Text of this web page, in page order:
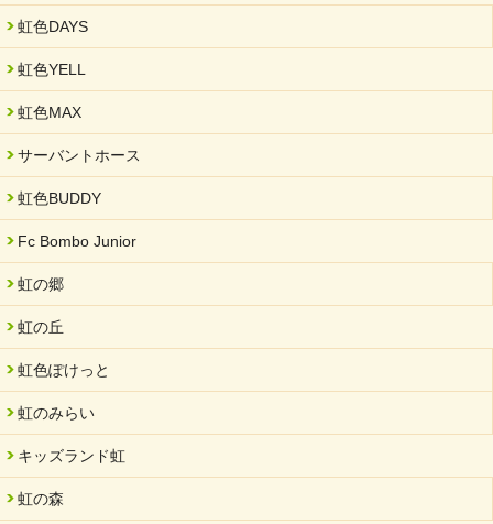
2025/01/31
「可児の企業魅力発見フェア」に出展しました
就労継続支援B型「エコボール」事業を始めました
2024/09/10
2024/08/26
2024/08/01
夏休み学習支援・可茂自悠学舎
2024/07/03
中部学院大学「現代福祉マネジメント」ゲスト講師
2024/04/17
SDGs発表会・研修会
2024/04/05
中学生向けのフリースクール「可茂自悠学舎」開設
虹色DAYS
虹色YELL
虹色MAX
サーバントホース
虹色BUDDY
Fc Bombo Junior
虹の郷
虹の丘
虹色ぽけっと
虹のみらい
キッズランド虹
虹の森